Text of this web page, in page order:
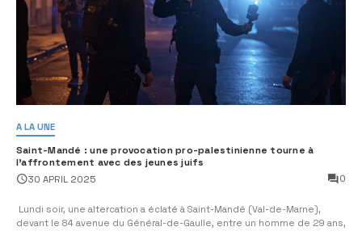
A LA UNE
Saint-Mandé : une provocation pro-palestinienne tourne à
l’affrontement avec des jeunes juifs
30 APRIL 2025 0
Lundi soir, une altercation a éclaté à Saint-Mandé (Val-de-Marne),
devant le 84 avenue du Général-de-Gaulle, entre un homme de 29 ans,